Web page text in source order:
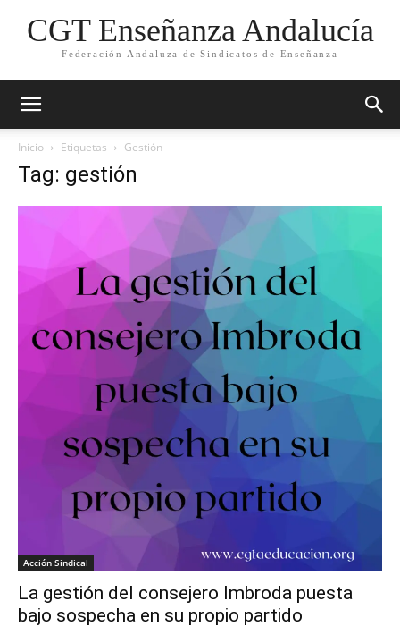
CGT Enseñanza Andalucía
Federación Andaluza de Sindicatos de Enseñanza
Inicio Etiquetas Gestión
Tag: gestión
Acción Sindical
La gestión del consejero Imbroda puesta
bajo sospecha en su propio partido